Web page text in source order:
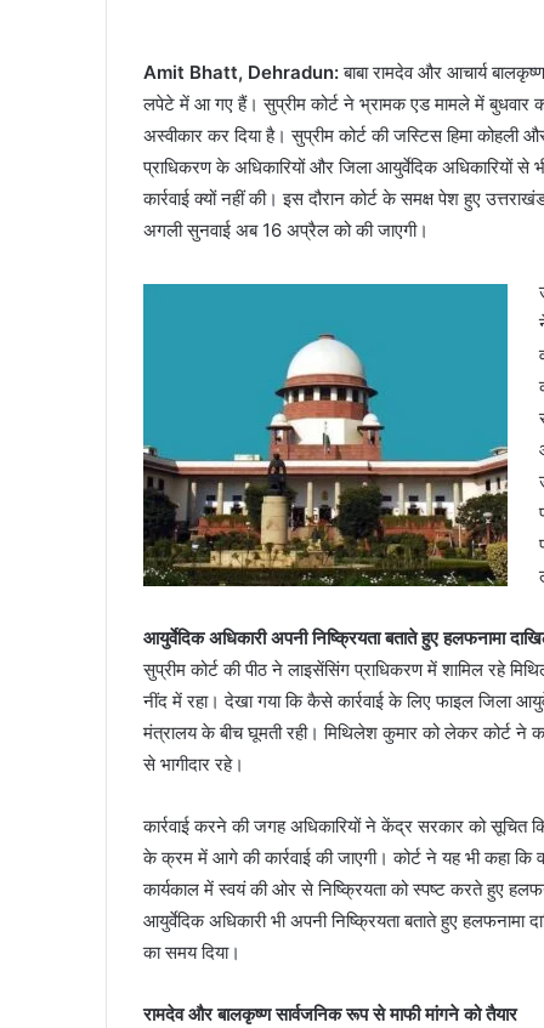
Amit Bhatt, Dehradun:बाबा रामदेव और आचार्य
लपेटे में आ गए हैं। सुप्रीम कोर्ट ने भ्रामक एड मामले में बुधवार
अस्वीकार कर दिया है। सुप्रीम कोर्ट की जस्टिस हिमा कोहली
प्राधिकरण के अधिकारियों और जिला आयुर्वेदिक अधिकारियों से
कार्रवाई क्यों नहीं की। इस दौरान कोर्ट के समक्ष पेश हुए
अगली सुनवाई अब 16 अप्रैल को की जाएगी।
आयुर्वेदिक अधिकारी अपनी निष्क्रियता बताते हुए हलफनामा
सुप्रीम कोर्ट की पीठ ने लाइसेंसिंग प्राधिकरण में शामिल रहे
नींद में रहा। देखा गया कि कैसे कार्रवाई के लिए फाइल जिला
मंत्रालय के बीच घूमती रही। मिथिलेश कुमार को लेकर कोर्ट ने
से भागीदार रहे।
कार्रवाई करने की जगह अधिकारियों ने केंद्र सरकार को सूचित
के क्रम में आगे की कार्रवाई की जाएगी। कोर्ट ने यह भी कहा कि
कार्यकाल में स्वयं की ओर से निष्क्रियता को स्पष्ट करते हुए
आयुर्वेदिक अधिकारी भी अपनी निष्क्रियता बताते हुए
का समय दिया।
रामदेव और बालकृष्ण सार्वजनिक रूप से माफी मांगने को तैयार
संग की हत्या
आईटीबीपी
ने
नर्स
इतना
तंग
किया
झूल
March 19, 2026
आईटीबीपी जवान ने नर्स को इतना तंग किया कि
फंदे से, मुकदमा दर्ज